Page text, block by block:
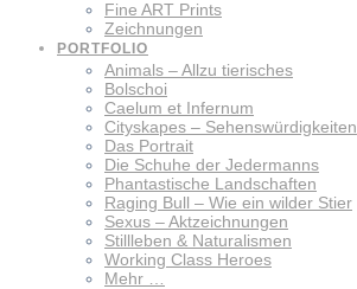
Fine ART Prints
Zeichnungen
PORTFOLIO
Animals – Allzu tierisches
Bolschoi
Caelum et Infernum
Cityskapes – Sehenswürdigkeiten
Das Portrait
Die Schuhe der Jedermanns
Phantastische Landschaften
Raging Bull – Wie ein wilder Stier
Sexus – Aktzeichnungen
Stillleben & Naturalismen
Working Class Heroes
Mehr …